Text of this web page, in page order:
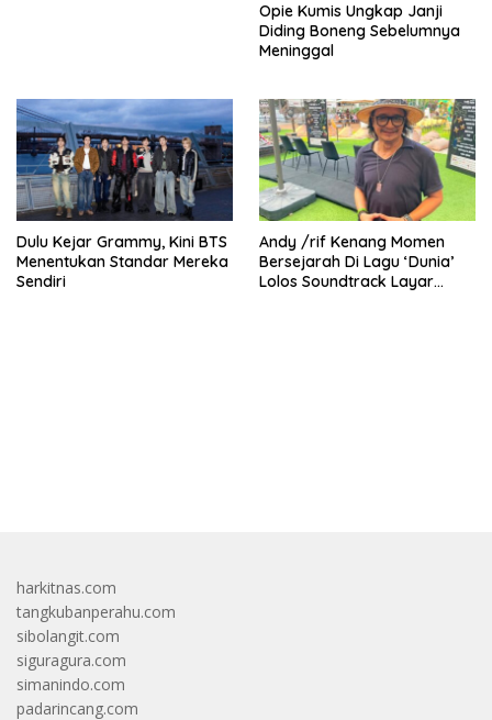
Opie Kumis Ungkap Janji
Diding Boneng Sebelumnya
Meninggal
Dulu Kejar Grammy, Kini BTS
Menentukan Standar Mereka
Sendiri
Andy /rif Kenang Momen
Bersejarah Di Lagu ‘Dunia’
Lolos Soundtrack Layar
harkitnas.com
tangkubanperahu.com
sibolangit.com
siguragura.com
simanindo.com
padarincang.com